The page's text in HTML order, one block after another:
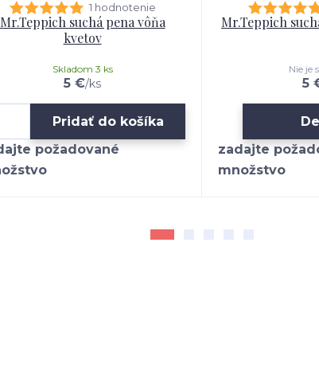
1 hodnotenie
Mr.Teppich suchá pena vôňa
kvetov
5 €/ks
Skladom 3 ks
Pridať do košíka
Mr.Teppich
5
Nie je